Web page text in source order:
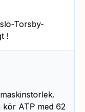
Torsby-
!
kör ATP med 62